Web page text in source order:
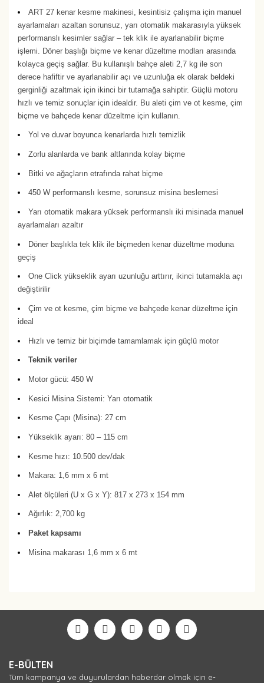
ART 27 kenar kesme makinesi, kesintisiz çalışma için manuel
ayarlamaları azaltan sorunsuz, yarı otomatik makarasıyla yüksek
performanslı kesimler sağlar – tek klik ile ayarlanabilir biçme
işlemi. Döner başlığı biçme ve kenar düzeltme modları arasında
kolayca geçiş sağlar. Bu kullanışlı bahçe aleti 2,7 kg ile son
derece hafiftir ve ayarlanabilir açı ve uzunluğa ek olarak beldeki
gerginliği azaltmak için ikinci bir tutamağa sahiptir. Güçlü motoru
hızlı ve temiz sonuçlar için idealdir. Bu aleti çim ve ot kesme, çim
biçme ve bahçede kenar düzeltme için kullanın.
Yol ve duvar boyunca kenarlarda hızlı temizlik
Zorlu alanlarda ve bank altlarında kolay biçme
Bitki ve ağaçların etrafında rahat biçme
450 W performanslı kesme, sorunsuz misina beslemesi
Yarı otomatik makara yüksek performanslı iki misinada manuel
ayarlamaları azaltır
Döner başlıkla tek klik ile biçmeden kenar düzeltme moduna
geçiş
One Click yükseklik ayarı uzunluğu arttırır, ikinci tutamakla açı
değiştirilir
Çim ve ot kesme, çim biçme ve bahçede kenar düzeltme için
ideal
Hızlı ve temiz bir biçimde tamamlamak için güçlü motor
Teknik veriler
Motor gücü: 450 W
Kesici Misina Sistemi: Yarı otomatik
Kesme Çapı (Misina): 27 cm
Yükseklik ayarı: 80 – 115 cm
Kesme hızı: 10.500 dev/dak
Makara: 1,6 mm x 6 mt
Alet ölçüleri (U x G x Y): 817 x 273 x 154 mm
Ağırlık: 2,700 kg
Paket kapsamı
Misina makarası 1,6 mm x 6 mt
Yorum Yaz
E-BÜLTEN
Tüm kampanya ve duyurulardan haberdar olmak için e-